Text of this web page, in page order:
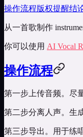
操作流程版权提醒结
从一首歌制作
你可以使用 AI Vocal
操作流程
第一步上传音频。尽
第二步分离人声。生
第三步导出。用于练